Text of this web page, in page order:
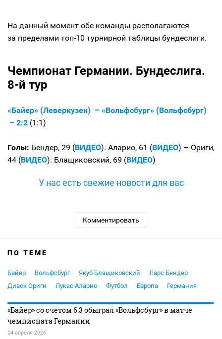
На данный момент обе команды располагаются
за пределами топ-10 турнирной таблицы бундеслиги.
Чемпионат Германии. Бундеслига.
8-й тур
«Байер» (Леверкузен) – «Вольфсбург» (Вольфсбург)
– 2:2 (1:1)
Голы: Бендер, 29 (ВИДЕО). Аларио, 61 (ВИДЕО) – Ориги,
44 (ВИДЕО). Блащиковский, 69 (ВИДЕО)
У нас есть свежие новости для вас
Комментировать
ПО ТЕМЕ
Байер Вольфсбург Якуб Блащиковский
Ларс Бендер
Дивок Ориги
Лукас Аларио Футбол Европа Германия
«Байер» со счетом 6:3 обыграл «Вольфсбург» в матче
чемпионата Германии
04 апреля 2026